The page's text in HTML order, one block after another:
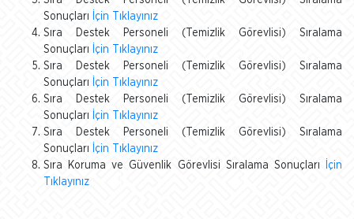
Sonuçları
İçin Tıklayınız
Sıra Destek Personeli (Temizlik Görevlisi) Sıralama
Sonuçları
İçin Tıklayınız
Sıra Destek Personeli (Temizlik Görevlisi) Sıralama
Sonuçları
İçin Tıklayınız
Sıra Destek Personeli (Temizlik Görevlisi) Sıralama
Sonuçları
İçin Tıklayınız
Sıra Destek Personeli (Temizlik Görevlisi) Sıralama
Sonuçları
İçin Tıklayınız
Sıra Koruma ve Güvenlik Görevlisi Sıralama Sonuçları
İçin
Tıklayınız